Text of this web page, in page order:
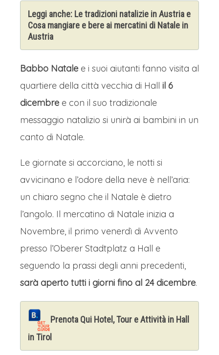
Leggi anche: Le tradizioni natalizie in Austria e
Cosa mangiare e bere ai mercatini di Natale in
Austria
Babbo Natale e i suoi aiutanti fanno visita al
quartiere della città vecchia di Hall il 6
dicembre e con il suo tradizionale
messaggio natalizio si unirà ai bambini in un
canto di Natale.
Le giornate si accorciano, le notti si
avvicinano e l’odore della neve è nell’aria:
un chiaro segno che il Natale è dietro
l’angolo. Il mercatino di Natale inizia a
Novembre, il primo venerdì di Avvento
presso l’Oberer Stadtplatz a Hall e
seguendo la prassi degli anni precedenti,
sarà aperto tutti i giorni fino al 24 dicembre.
Prenota Qui Hotel, Tour e Attività in Hall
in Tirol